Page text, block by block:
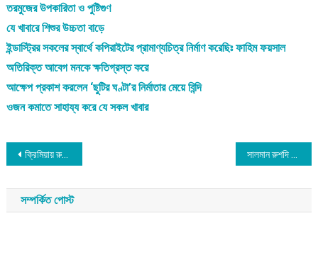
তরমুজের উপকারিতা ও পুষ্টিগুণ
যে খাবারে শিশুর উচ্চতা বাড়ে
ইন্ডাস্ট্রির সকলের স্বার্থে কপিরাইটের প্রামাণ্যচিত্র নির্মাণ করেছিঃ ফাহিম ফয়সাল
অতিরিক্ত আবেগ মনকে ক্ষতিগ্রস্ত করে
আক্ষেপ প্রকাশ করলেন ‘ছুটির ঘণ্টা’র নির্মাতার মেয়ে বিন্দি
ওজন কমাতে সাহায্য করে যে সকল খাবার
Post
navigation
ক্রিমিয়ায় রুশ সামরিক বিমান ঘাঁটিতে প্রচণ্ড বিস্ফোরণ সালমান রুশদি ছুরিকাহত
সম্পর্কিত পোস্ট